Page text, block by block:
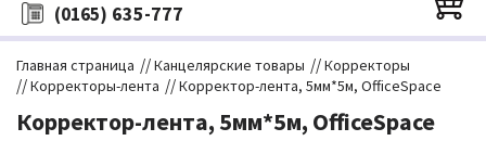
(0165) 635-777
Главная страница //Канцелярские товары //Корректоры
//Корректоры-лента //Корректор-лента, 5мм*5м, OfficeSpace
Корректор-лента, 5мм*5м, OfficeSpace